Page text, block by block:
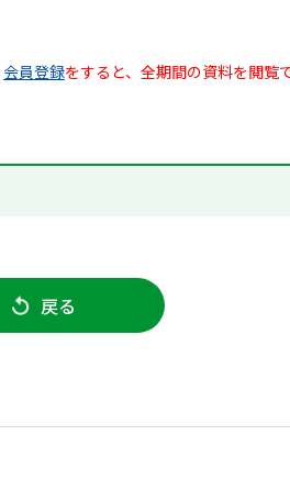
会員登録をすると、全期間の資料を閲覧
戻る